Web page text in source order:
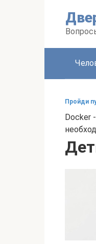
Пройди
Docker